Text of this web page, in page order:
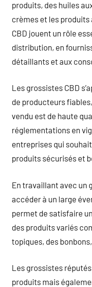
produits, des huiles
crèmes et les
CBD jouent un rôle
distribution, en
détaillants et aux
Les grossistes CBD
de producteurs
vendu est de haute
réglementations en
entreprises qui
produits sécurisés et
En travaillant avec un
accéder à un large
permet de satisfaire
des produits variés
topiques, des
Les grossistes
produits mais